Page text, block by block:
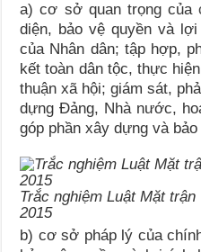
a) cơ sở quan trọng của
diện, bảo vệ quyền và
của Nhân dân; tập hợp,
kết toàn dân tộc, thực
thuận xã hội; giám sát,
dựng Đảng, Nhà nước,
góp phần xây dựng và
Trắc nghiệm Luật Mặt
2015
b) cơ sở pháp lý của